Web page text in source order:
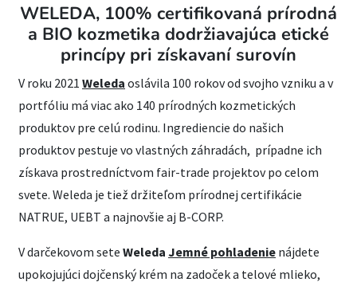
WELEDA, 100% certifikovaná prírodná
a BIO kozmetika dodržiavajúca etické
princípy pri získavaní surovín
V roku 2021 Weleda oslávila 100 rokov od svojho vzniku a v
portfóliu má viac ako 140 prírodných kozmetických
produktov pre celú rodinu. Ingrediencie do našich
produktov pestuje vo vlastných záhradách, prípadne ich
získava prostredníctvom fair-trade projektov po celom
svete. Weleda je tiež držiteľom prírodnej certifikácie
NATRUE, UEBT a najnovšie aj B-CORP.
V darčekovom sete Weleda Jemné pohladenie nájdete
upokojujúci dojčenský krém na zadoček a telové mlieko,